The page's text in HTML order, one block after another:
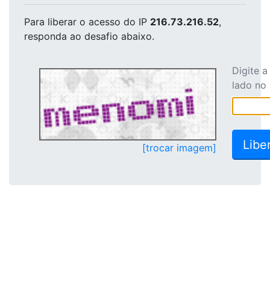
Para liberar o acesso do IP 216.73.216.52,
responda ao desafio abaixo.
[trocar imagem]
Digite
lado no